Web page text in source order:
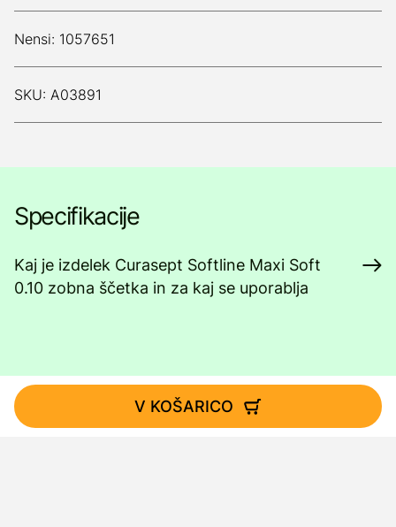
Nensi: 1057651
SKU: A03891
Specifikacije
Kaj je izdelek Curasept Softline Maxi Soft
0.10 zobna ščetka in za kaj se uporablja
V KOŠARICO